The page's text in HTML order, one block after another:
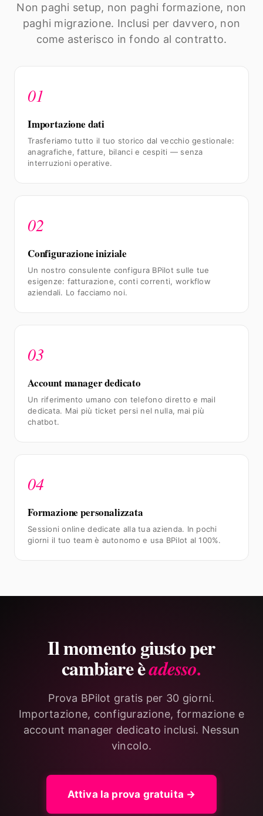
Non paghi setup, non paghi formazione, non
paghi migrazione. Inclusi per davvero, non
come asterisco in fondo al contratto.
01
Importazione dati
Trasferiamo tutto il tuo storico dal vecchio gestionale:
anagrafiche, fatture, bilanci e cespiti — senza
interruzioni operative.
02
Configurazione iniziale
Un nostro consulente configura BPilot sulle tue
esigenze: fatturazione, conti correnti, workflow
aziendali. Lo facciamo noi.
03
Account manager dedicato
Un riferimento umano con telefono diretto e mail
dedicata. Mai più ticket persi nel nulla, mai più
chatbot.
04
Formazione personalizzata
Sessioni online dedicate alla tua azienda. In pochi
giorni il tuo team è autonomo e usa BPilot al 100%.
Il momento giusto per
cambiare èadesso.
Prova BPilot gratis per 30 giorni.
Importazione, configurazione, formazione e
account manager dedicato inclusi. Nessun
vincolo.
Attiva la prova gratuita →